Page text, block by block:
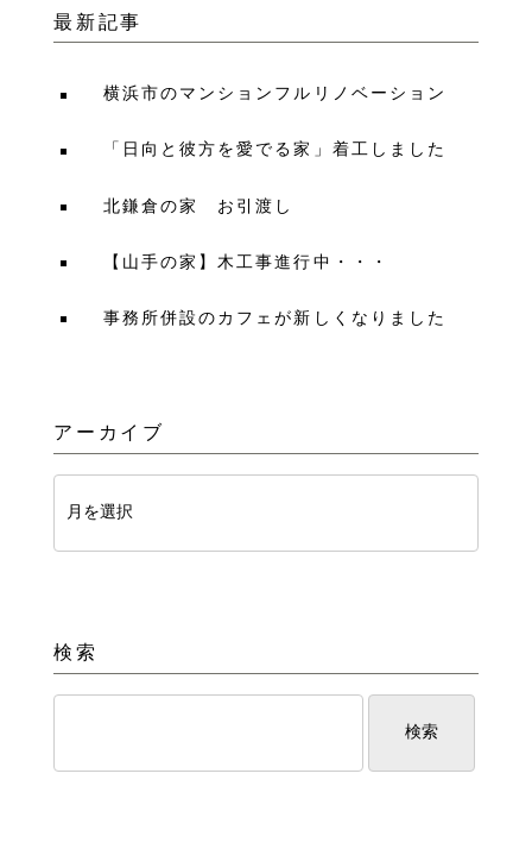
最新記事
横浜市のマンションフルリノベーション
「日向と彼方を愛でる家」着工しました
北鎌倉の家 お引渡し
【山手の家】木工事進行中・・・
事務所併設のカフェが新しくなりました
アーカイブ
検索